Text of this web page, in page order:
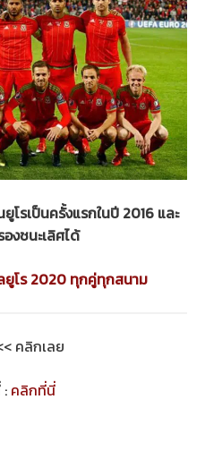
โรเป็นครั้งแรกในปี 2016 และ
งชนะเลิศได้
โร 2020 ทุกคู่ทุกสนาม
คลิกเลย
: คลิกที่นี่